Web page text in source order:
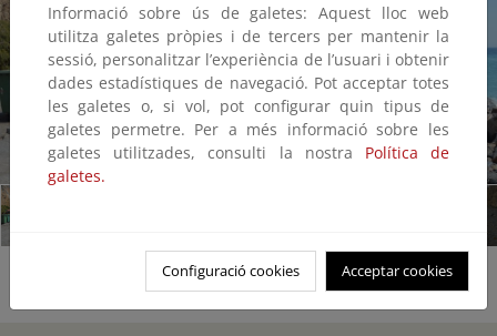
1/19
Informació sobre ús de galetes: Aquest lloc web
utilitza galetes pròpies i de tercers per mantenir la
sessió, personalitzar l’experiència de l’usuari i obtenir
dades estadístiques de navegació. Pot acceptar totes
les galetes o, si vol, pot configurar quin tipus de
galetes permetre. Per a més informació sobre les
galetes utilitzades, consulti la nostra Política de
galetes.
Configuració cookies Acceptar cookies